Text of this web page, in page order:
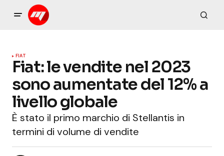
FIAT
Fiat: le vendite nel 2023
sono aumentate del 12% a
livello globale
È stato il primo marchio di Stellantis in
termini di volume di vendite